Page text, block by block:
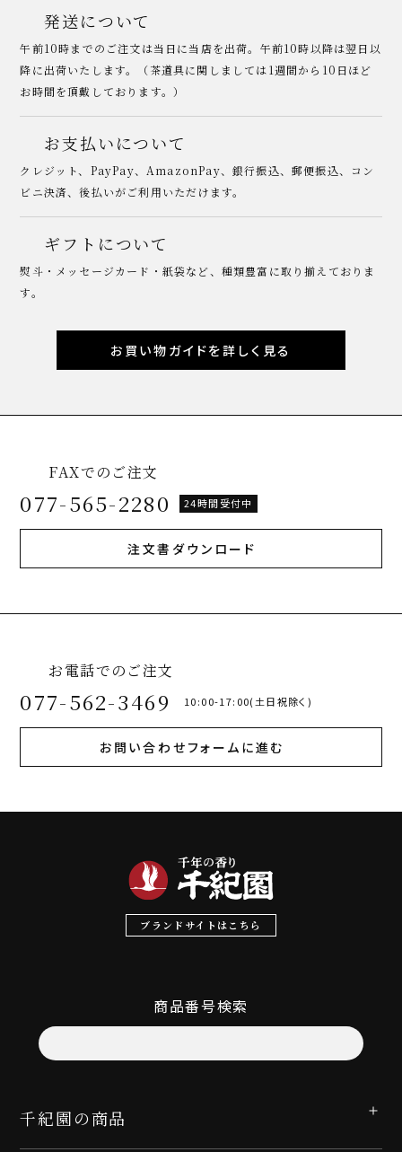
発送について
午前10時までのご注文は当日に当店を出荷。午前10時以降は翌日以
降に出荷いたします。（茶道具に関しましては1週間から10日ほど
お時間を頂戴しております。）
お支払いについて
クレジット、PayPay、AmazonPay、銀行振込、郵便振込、コン
ビニ決済、後払いがご利用いただけます。
ギフトについて
熨斗・メッセージカード・紙袋など、種類豊富に取り揃えておりま
す。
お買い物ガイドを詳しく見る
FAXでのご注文
077-565-2280 24時間受付中
注文書ダウンロード
お電話でのご注文
077-562-3469 10:00-17:00(土日祝除く)
お問い合わせフォームに進む
ブランドサイトはこちら
商品番号検索
千紀園の商品